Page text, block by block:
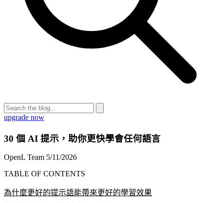
upgrade now
30 個 AI 提示，助你更快學會任何語言
OpenL Team 5/11/2026
TABLE OF CONTENTS
為什麼更好的提示語能帶來更好的學習效果